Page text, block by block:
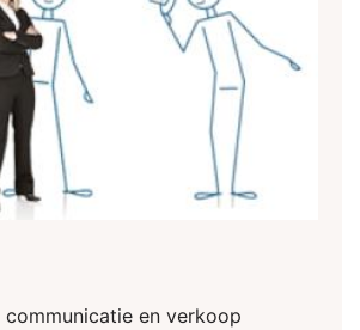
communicatie en verkoop